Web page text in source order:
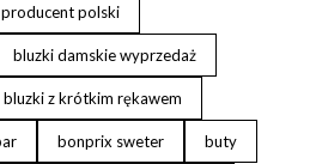
producent polski
bluzki damskie wyprzedaż
bluzki z krótkim rękawem
bonprix sweter buty